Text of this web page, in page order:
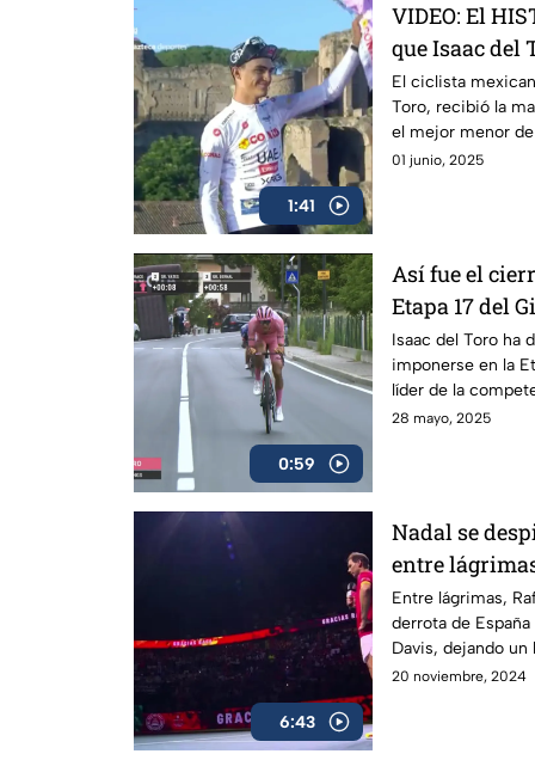
1:41
VIDEO: El
que Isaac del
Blanca en el
El ciclista
Toro, recibió la
el mejor menor
01 junio, 2025
0:59
Así fue el
Etapa 17 del
Isaac del Toro ha
imponerse en la
líder de la
con la maglia rosa.
28 mayo, 2025
6:43
Nadal se
entre
Entre lágrimas,
derrota de
Davis, dejando un
de dos décadas.
20 noviembre, 2024